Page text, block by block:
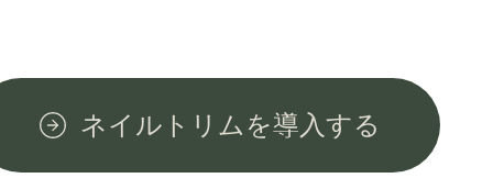
ネイルトリムを導入する